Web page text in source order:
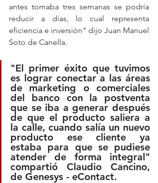
antes tomaba tres semanas se podría
reducir a días, lo cual representa
eficiencia e inversión" dijo Juan Manuel
Soto de Canella.
"El primer éxito que tuvimos
es lograr conectar a las áreas
de marketing o comerciales
del banco con la postventa
que se iba a generar después
de que el producto saliera a
la calle, cuando salía un nuevo
producto ese cliente ya
estaba para que se pudiese
atender de forma integral"
compartió Claudio Cancino,
de Genesys - eContact.